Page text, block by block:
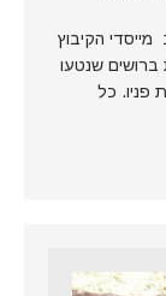
הקיבוץ
שנטעו
פניו. כל